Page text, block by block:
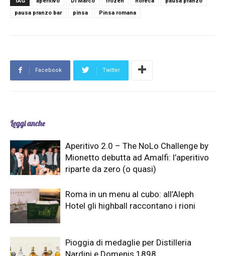
pausa pranzo bar
pinsa Pinsa romana
Facebook Twitter
Leggi anche
Aperitivo 2.0 – The NoLo Challenge by
Mionetto debutta ad Amalfi: l’aperitivo
riparte da zero (o quasi)
Roma in un menu al cubo: all’Aleph
Hotel gli highball raccontano i rioni
Pioggia di medaglie per Distilleria
Nardini e Domenis 1898